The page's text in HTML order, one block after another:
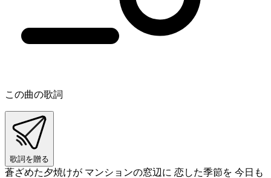
この曲の歌詞
歌詞を贈る
蒼ざめた夕焼けが マンションの窓辺に 恋した季節を 今日も